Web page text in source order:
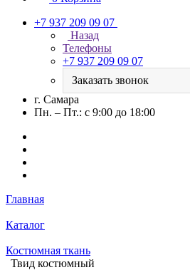
+7 937 209 09 07
Назад
Телефоны
+7 937 209 09 07
Заказать звонок
г. Самара
Пн. – Пт.: с 9:00 до 18:00
Главная
Каталог
Костюмная ткань
Твид костюмный